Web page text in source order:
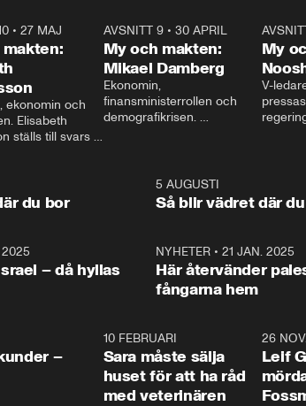
•27 MAJ
ekonomin och
Elisabeth
ställs till svars
AVSNITT 9• 30 APRIL
My och makten:
Mikael Damberg
Ekonomin,
finansministerrollen och
demografikrisen.
och Makten.
My
V-
– Vi
vara
1:06
du bor
5 AUGUSTI
Så blir vädret där
2025
– då hyllas
NYHETER •21 JAN. 2025
Här återvänder
fångarna hem
–
10 FEBRUARI
Sara måste sälja
huset för att ha råd
med veterinären
26
Leif